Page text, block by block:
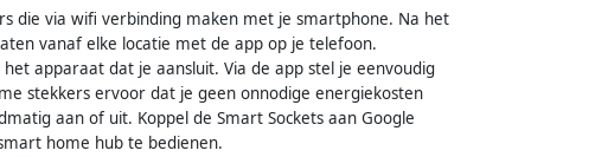
die via wifi verbinding maken met je smartphone. Na het
vanaf elke locatie met de app op je telefoon.
apparaat dat je aansluit. Via de app stel je eenvoudig
stekkers ervoor dat je geen onnodige energiekosten
aan of uit. Koppel de Smart Sockets aan Google
home hub te bedienen.